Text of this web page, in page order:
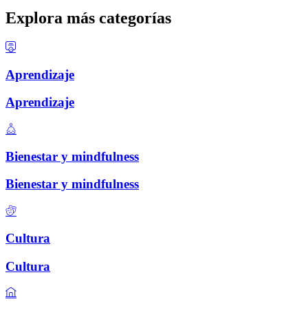
Explora más categorías
Aprendizaje
Aprendizaje
Bienestar y mindfulness
Bienestar y mindfulness
Cultura
Cultura